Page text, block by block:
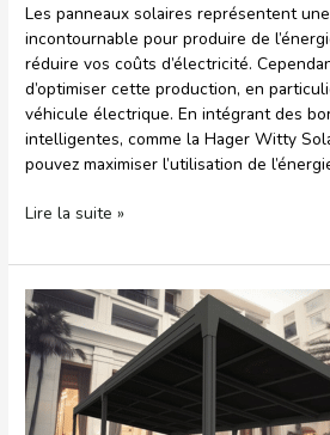
Les panneaux solaires représentent
incontournable pour produire de
réduire vos coûts d’électricité.
d’optimiser cette production, en
véhicule électrique. En intégrant des
intelligentes, comme la Hager Witty
pouvez maximiser l’utilisation de
Lire la suite »
Tout
savoir
sur
la
loi
énergie